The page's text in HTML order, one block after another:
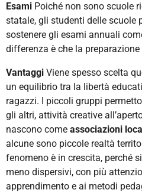
Esami Poiché non sono scuole
statale, gli studenti delle scuole
sostenere gli esami annuali
differenza è che la
Vantaggi Viene spesso scelta
un equilibrio tra la libertà
ragazzi. I piccoli gruppi
gli altri, attività creative
nascono come associazioni
alcune sono piccole realtà
fenomeno è in crescita, perché
meno dispersivi, con più
apprendimento e ai metodi